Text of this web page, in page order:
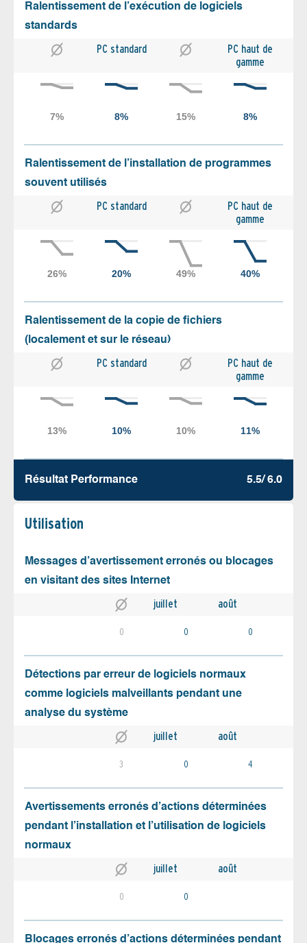
Ralentissement de l’exécution de logiciels
standards
PC standard
PC haut de
gamme
Ralentissement de l’installation de programmes
souvent utilisés
PC standard
PC haut de
gamme
Ralentissement de la copie de fichiers
(localement et sur le réseau)
PC standard
PC haut de
gamme
Résultat Performance 5.5/ 6.0
Utilisation
Messages d’avertissement erronés ou blocages
en visitant des sites Internet
juillet août
0 0 0
Détections par erreur de logiciels normaux
comme logiciels malveillants pendant une
analyse du système
juillet août
3 0 4
Avertissements erronés d’actions déterminées
pendant l’installation et l’utilisation de logiciels
normaux
juillet août
0 0
Blocages erronés d’actions déterminées pendant